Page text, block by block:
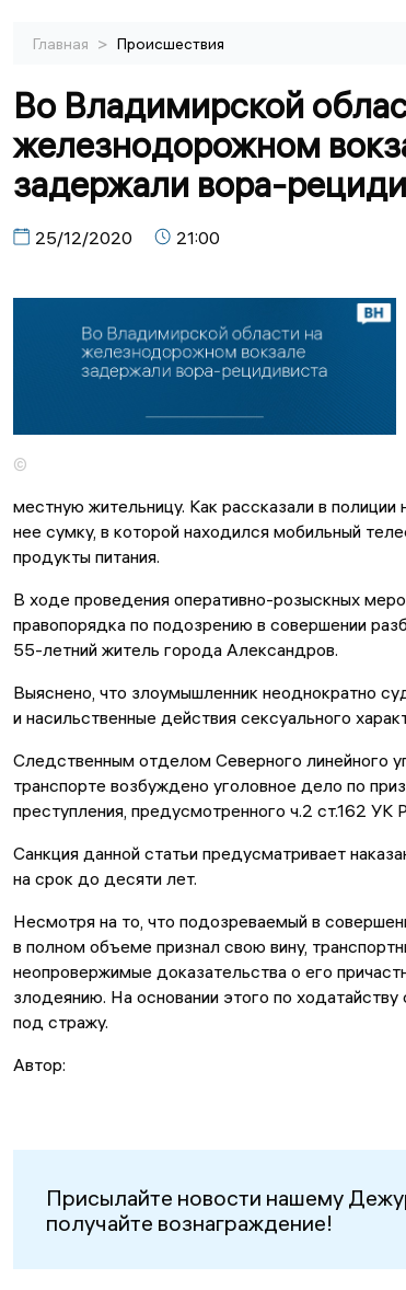
Главная > Происшествия
Во Владимирской
железнодорожном
задержали вора-
25/12/2020 21:00
©
местную жительницу. Как рассказали в полиции
нее сумку, в которой находился мобильный
продукты питания.
В ходе проведения оперативно-розыскных
правопорядка по подозрению в совершении
55-летний житель города Александров.
Выяснено, что злоумышленник неоднократно
и насильственные действия сексуального
Следственным отделом Северного линейного
транспорте возбуждено уголовное дело по
преступления, предусмотренного ч.2 ст.162 УК
Санкция данной статьи предусматривает
на срок до десяти лет.
Несмотря на то, что подозреваемый в
в полном объеме признал свою вину,
неопровержимые доказательства о его
злодеянию. На основании этого по
под стражу.
Автор:
Присылайте новости нашему
получайте вознаграждение!